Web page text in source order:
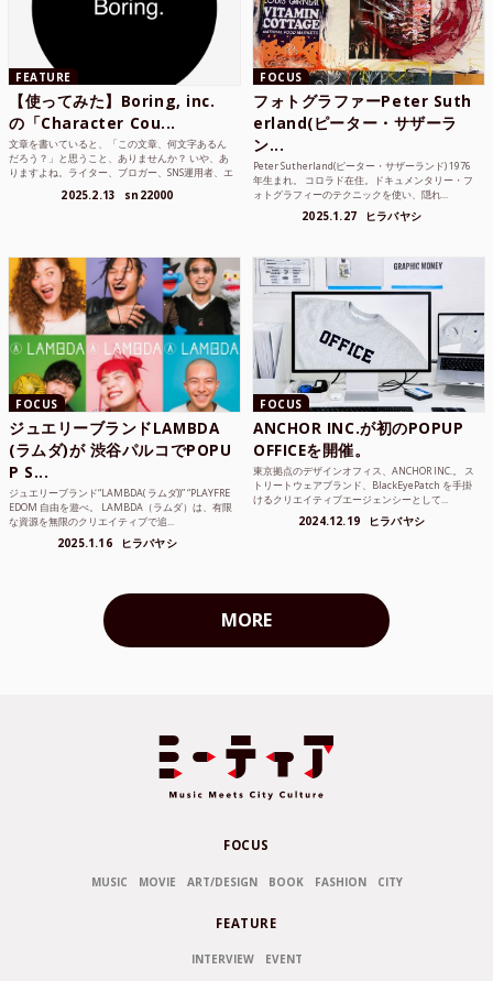
FEATURE
【使ってみた】Boring, inc.
の「Character Cou...
文章を書いていると、「この文章、何文字あるん
だろう？」と思うこと、ありませんか？ いや、あ
りますよね。ライター、ブロガー、SNS運用者、エ
2025.2.13 sn22000
FOCUS
フォトグラファーPeter Suth
erland(ピーター・サザーラ
ン...
Peter Sutherland(ピーター・サザーランド) 1976
年生まれ。 コロラド在住。ドキュメンタリー・フ
ォトグラフィーのテクニックを使い、隠れ...
2025.1.27 ヒラバヤシ
FOCUS
ジュエリーブランドLAMBDA
(ラムダ)が 渋谷パルコでPOPU
P S...
ジュエリーブランド“LAMBDA( ラムダ))” “PLAYFRE
EDOM 自由を遊べ。 LAMBDA（ラムダ）は、有限
な資源を無限のクリエイティブで追...
2025.1.16 ヒラバヤシ
FOCUS
ANCHOR INC.が初のPOPUP
OFFICEを開催。
東京拠点のデザインオフィス、ANCHOR INC.。 ス
トリートウェアブランド、BlackEyePatch を手掛
けるクリエイティブエージェンシーとして...
2024.12.19 ヒラバヤシ
MORE
FOCUS
MUSIC MOVIE ART/DESIGN BOOK FASHION CITY
FEATURE
INTERVIEW EVENT